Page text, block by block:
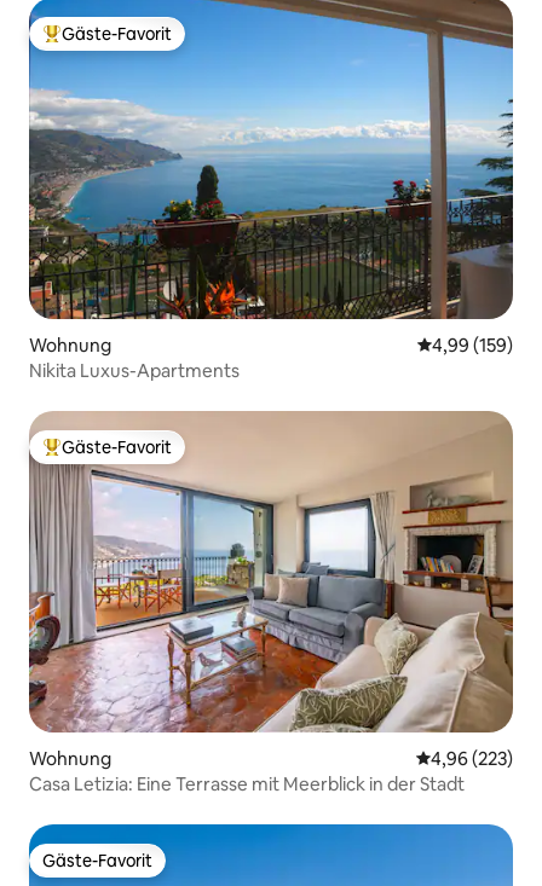
Beliebter Gäste-Favorit.
Gäste-Favorit
Wohnung
4,99 (159)
Nikita Luxus-Apartments
Beliebter Gäste-Favorit.
Gäste-Favorit
Wohnung
4,96 (223)
Casa Letizia: Eine Terrasse mit Meerblick in der Stadt
Gäste-Favorit
Gäste-Favorit